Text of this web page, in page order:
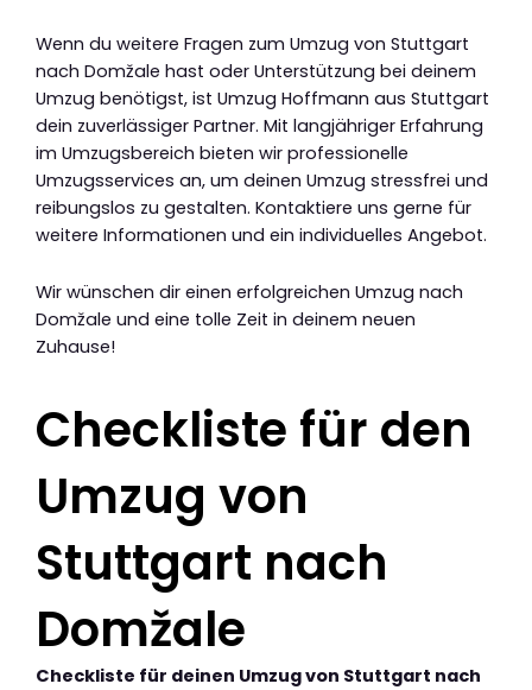
Wenn du weitere Fragen zum Umzug von Stuttgart
nach Domžale hast oder Unterstützung bei deinem
Umzug benötigst, ist Umzug Hoffmann aus Stuttgart
dein zuverlässiger Partner. Mit langjähriger Erfahrung
im Umzugsbereich bieten wir professionelle
Umzugsservices an, um deinen Umzug stressfrei und
reibungslos zu gestalten. Kontaktiere uns gerne für
weitere Informationen und ein individuelles Angebot.
Wir wünschen dir einen erfolgreichen Umzug nach
Domžale und eine tolle Zeit in deinem neuen
Zuhause!
Checkliste für den
Umzug von
Stuttgart nach
Domžale
Checkliste für deinen Umzug von Stuttgart nach